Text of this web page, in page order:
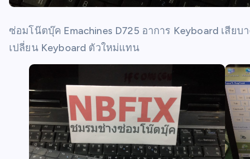
ซ่อมโน๊ตบุ๊ค Emachines D725 อาการ Keyboard เสีย
เปลี่ยน Keyboard ตัวใหม่แทน